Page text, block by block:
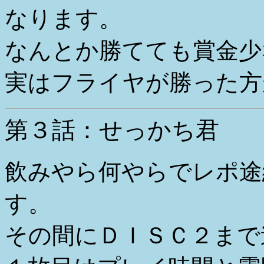
なります。
なんとか勝てても賞金
実はフライヤが勝った
第３話：せっかち君
飲みやら何やらでレポ
す。
その間にＤＩＳＣ２ま